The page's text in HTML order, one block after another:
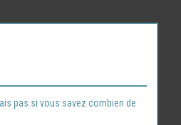
pas si vous savez combien de